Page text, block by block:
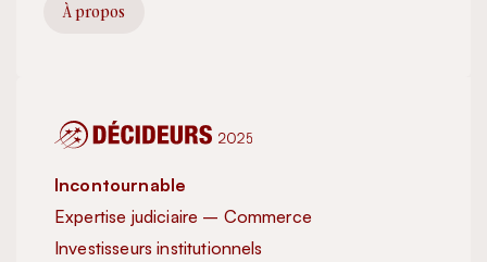
À propos
Incontournable
Expertise judiciaire – Commerce
Investisseurs institutionnels